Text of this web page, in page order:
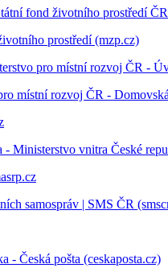
fond životního prostředí
prostředí (mzp.cz)
pro místní rozvoj ČR -
místní rozvoj ČR -
- Ministerstvo vnitra České
samospráv | SMS ČR
- Česká pošta (ceskaposta.cz)